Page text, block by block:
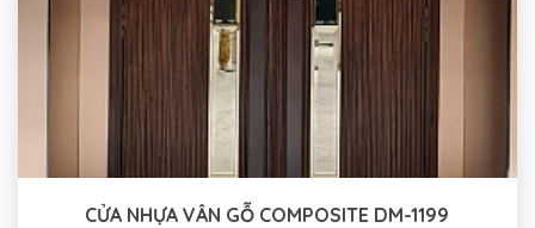
CỬA NHỰA VÂN GỖ COMPOSITE DM-1199